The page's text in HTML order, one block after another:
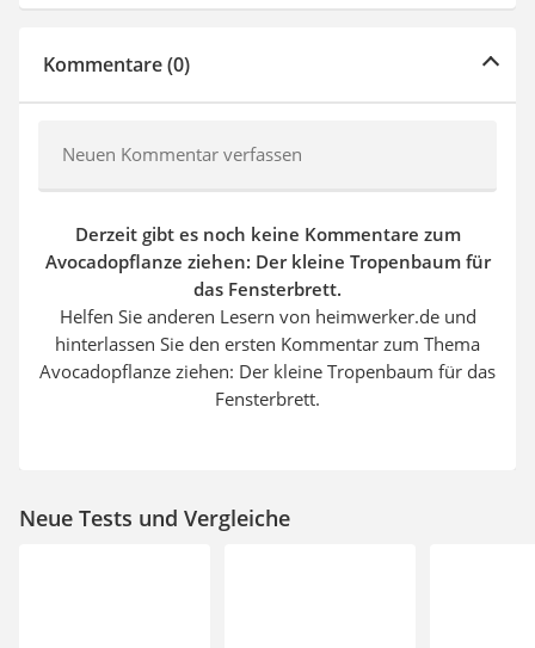
Kommentare (0)
Neuen Kommentar verfassen
Derzeit gibt es noch keine Kommentare zum
Avocadopflanze ziehen: Der kleine Tropenbaum für
das Fensterbrett.
Helfen Sie anderen Lesern von heimwerker.de und
hinterlassen Sie den ersten Kommentar zum Thema
Avocadopflanze ziehen: Der kleine Tropenbaum für das
Fensterbrett.
Neue Tests und Vergleiche